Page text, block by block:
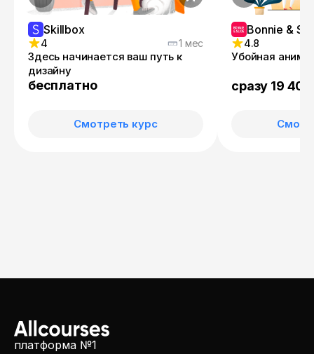
Skillbox
4 1 мес
Здесь начинается ваш путь к
дизайну
бесплатно
Смотреть курс
Bonnie &
4.8
Убойная
сразу 19
платформа №1